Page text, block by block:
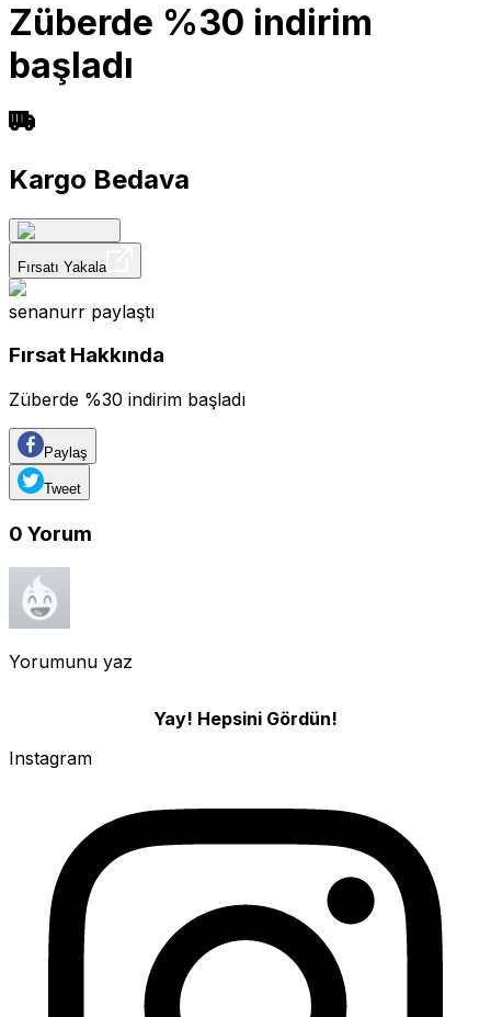
Züberde %30 indirim
başladı
Kargo Bedava
Fırsatı Yakala
senanurr paylaştı
Fırsat Hakkında
Züberde %30 indirim başladı
Paylaş
Tweet
0 Yorum
Yorumunu yaz
Yay! Hepsini Gördün!
Instagram